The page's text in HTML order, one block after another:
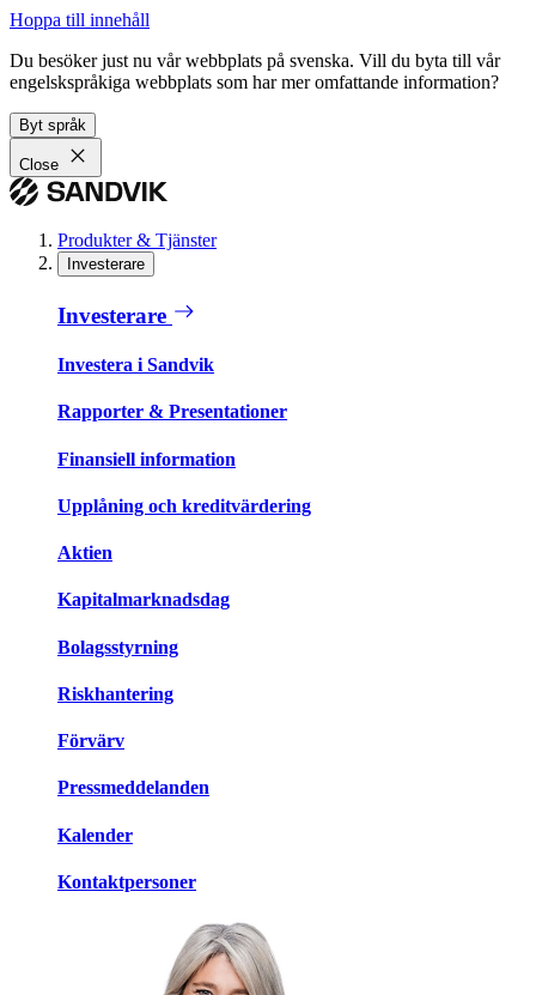
Hoppa till innehåll
Du besöker just nu vår webbplats på svenska. Vill du byta till vår
engelskspråkiga webbplats som har mer omfattande information?
Byt språk
Close
Produkter & Tjänster
Investerare
Investerare
Investera i Sandvik
Rapporter & Presentationer
Finansiell information
Upplåning och kreditvärdering
Aktien
Kapitalmarknadsdag
Bolagsstyrning
Riskhantering
Förvärv
Pressmeddelanden
Kalender
Kontaktpersoner